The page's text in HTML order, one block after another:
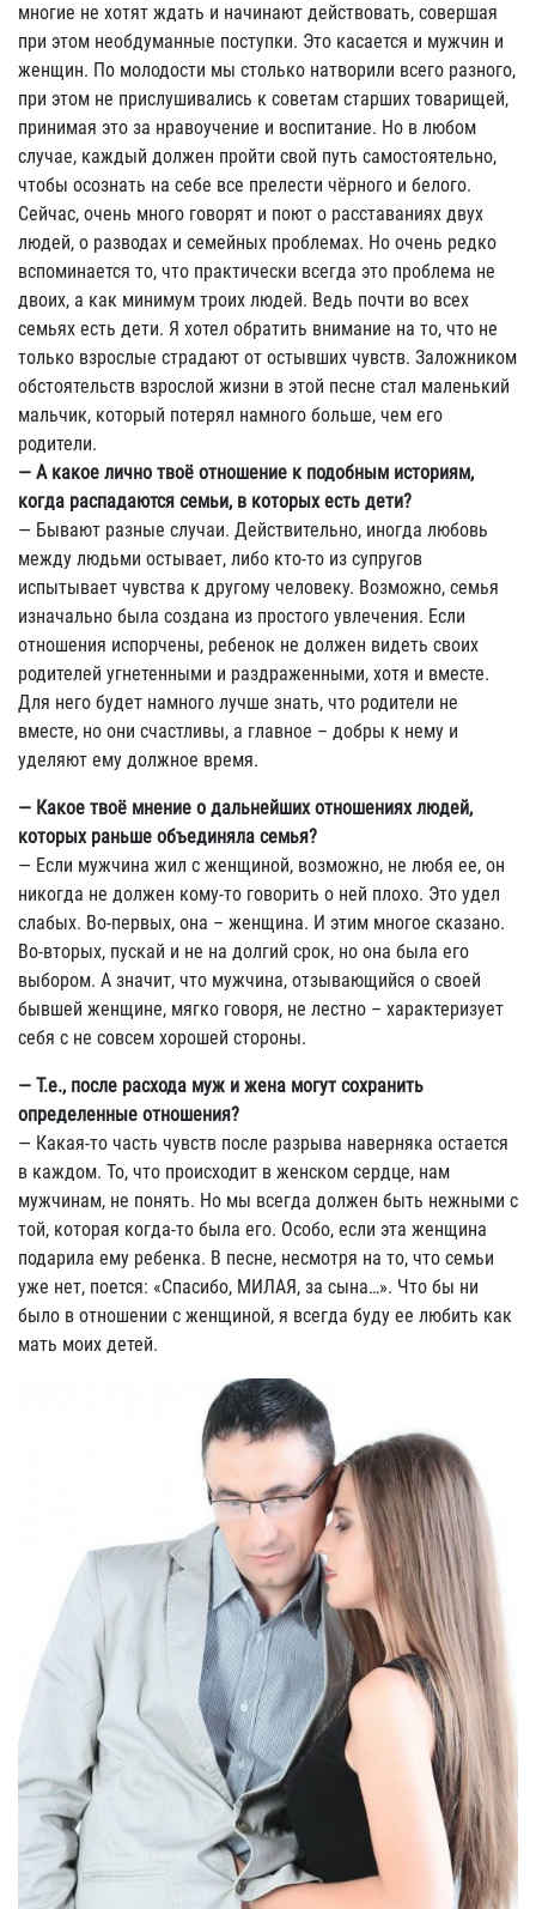
многие не хотят ждать и начинают действовать, совершая
при этом необдуманные поступки. Это касается и мужчин и
женщин. По молодости мы столько натворили всего разного,
при этом не прислушивались к советам старших товарищей,
принимая это за нравоучение и воспитание. Но в любом
случае, каждый должен пройти свой путь самостоятельно,
чтобы осознать на себе все прелести чёрного и белого.
Сейчас, очень много говорят и поют о расставаниях двух
людей, о разводах и семейных проблемах. Но очень редко
вспоминается то, что практически всегда это проблема не
двоих, а как минимум троих людей. Ведь почти во всех
семьях есть дети. Я хотел обратить внимание на то, что не
только взрослые страдают от остывших чувств. Заложником
обстоятельств взрослой жизни в этой песне стал маленький
мальчик, который потерял намного больше, чем его
родители.
— А какое лично твоё отношение к подобным историям,
когда распадаются семьи, в которых есть дети?
— Бывают разные случаи. Действительно, иногда любовь
между людьми остывает, либо кто-то из супругов
испытывает чувства к другому человеку. Возможно, семья
изначально была создана из простого увлечения. Если
отношения испорчены, ребенок не должен видеть своих
родителей угнетенными и раздраженными, хотя и вместе.
Для него будет намного лучше знать, что родители не
вместе, но они счастливы, а главное – добры к нему и
уделяют ему должное время.
— Какое твоё мнение о дальнейших отношениях людей,
которых раньше объединяла семья?
— Если мужчина жил с женщиной, возможно, не любя ее, он
никогда не должен кому-то говорить о ней плохо. Это удел
слабых. Во-первых, она – женщина. И этим многое сказано.
Во-вторых, пускай и не на долгий срок, но она была его
выбором. А значит, что мужчина, отзывающийся о своей
бывшей женщине, мягко говоря, не лестно – характеризует
себя с не совсем хорошей стороны.
— Т.е., после расхода муж и жена могут сохранить
определенные отношения?
— Какая-то часть чувств после разрыва наверняка остается
в каждом. То, что происходит в женском сердце, нам
мужчинам, не понять. Но мы всегда должен быть нежными с
той, которая когда-то была его. Особо, если эта женщина
подарила ему ребенка. В песне, несмотря на то, что семьи
уже нет, поется: «Спасибо, МИЛАЯ, за сына…». Что бы ни
было в отношении с женщиной, я всегда буду ее любить как
мать моих детей.